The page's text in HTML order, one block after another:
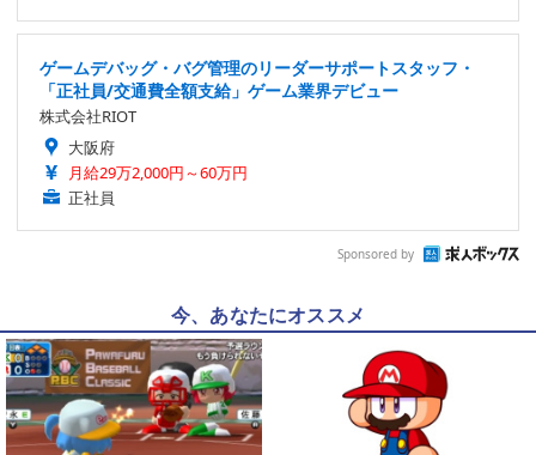
ゲームデバッグ・バグ管理のリーダーサポートスタッフ・
「正社員/交通費全額支給」ゲーム業界デビュー
株式会社RIOT
大阪府
月給29万2,000円～60万円
正社員
Sponsored by
今、あなたにオススメ